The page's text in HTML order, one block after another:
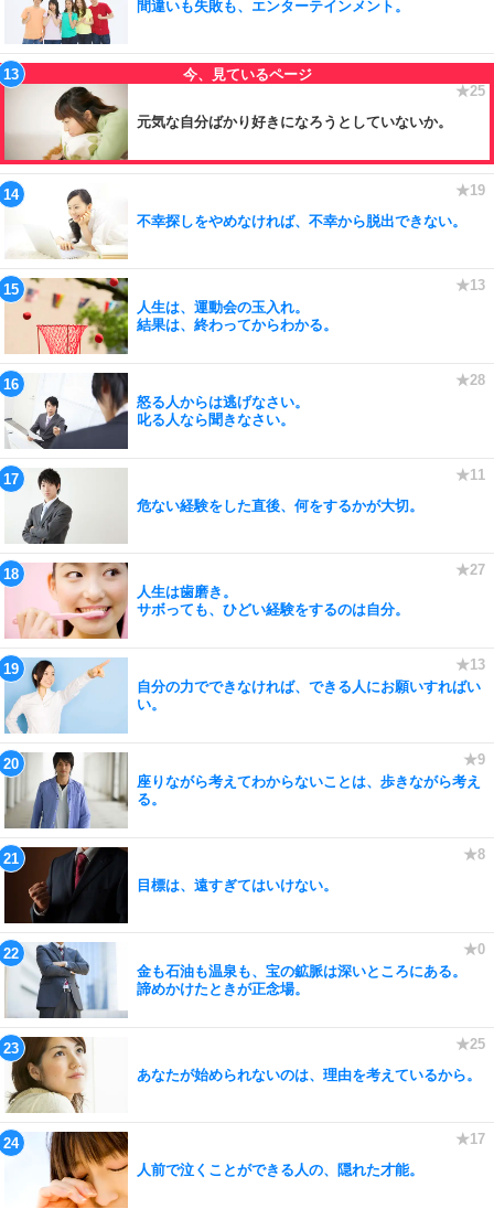
間違いも失敗も、エンターテインメント。
元気な自分ばかり好きになろうとしていないか。
不幸探しをやめなければ、不幸から脱出できない。
人生は、運動会の玉入れ。
結果は、終わってからわかる。
怒る人からは逃げなさい。
叱る人なら聞きなさい。
危ない経験をした直後、何をするかが大切。
人生は歯磨き。
サボっても、ひどい経験をするのは自分。
自分の力でできなければ、できる人にお願いすればい
い。
座りながら考えてわからないことは、歩きながら考え
る。
目標は、遠すぎてはいけない。
金も石油も温泉も、宝の鉱脈は深いところにある。
諦めかけたときが正念場。
あなたが始められないのは、理由を考えているから。
人前で泣くことができる人の、隠れた才能。